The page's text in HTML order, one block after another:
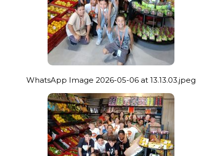
WhatsApp Image 2026-05-06 at 13.13.03.jpeg